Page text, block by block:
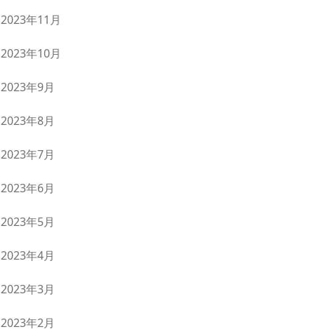
2023年11月
2023年10月
2023年9月
2023年8月
2023年7月
2023年6月
2023年5月
2023年4月
2023年3月
2023年2月